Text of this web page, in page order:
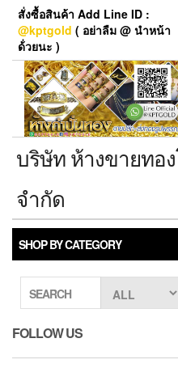
Skip
content
สั่งซื้อสินค้า Add Line ID :
@kptgold ( อย่าลืม @ นำหน้า
ด้่วยนะ )
บริษัท ห้างขายทอง
จำกัด
SHOP BY CATEGORY
SEARCH
FOLLOW US